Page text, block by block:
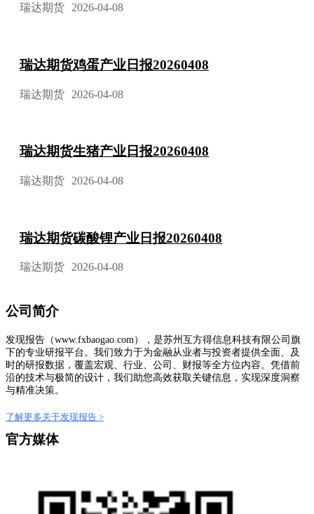
瑞达期货 2026-04-08
瑞达期货鸡蛋产业日报20260408
瑞达期货 2026-04-08
瑞达期货生猪产业日报20260408
瑞达期货 2026-04-08
瑞达期货碳酸锂产业日报20260408
瑞达期货 2026-04-08
公司简介
发现报告（www.fxbaogao.com），是苏州互方得信息科技有限公司旗
下的专业研报平台。我们致力于为金融从业者与投资者提供全面、及
时的研报数据，覆盖宏观、行业、公司、财报等全方位内容。凭借前
沿的技术与极简的设计，我们助您高效获取关键信息，实现深度洞察
与精准决策。
了解更多关于发现报告 >
官方媒体